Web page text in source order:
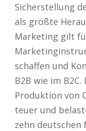
Sicherstellung
als größte
Marketing gilt
schaffen und
B2B wie im
Produktion von
teuer und
zehn